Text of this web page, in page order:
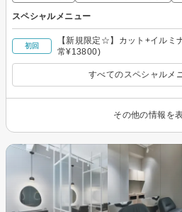
スペシャルメニュー
初回
【新規限定☆】カット+イルミ
常¥13800)
すべてのスペシャルメ
その他の情報を